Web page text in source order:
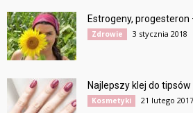
Estrogeny,
Zdrowie 3 stycznia 2018
Najlepszy klej do
Kosmetyki 21 lutego 2017